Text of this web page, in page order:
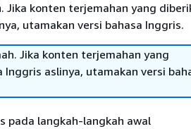
Jika konten terjemahan yang
utamakan versi bahasa Inggris.
Jika konten terjemahan yang
aslinya, utamakan versi
pada langkah-langkah awal